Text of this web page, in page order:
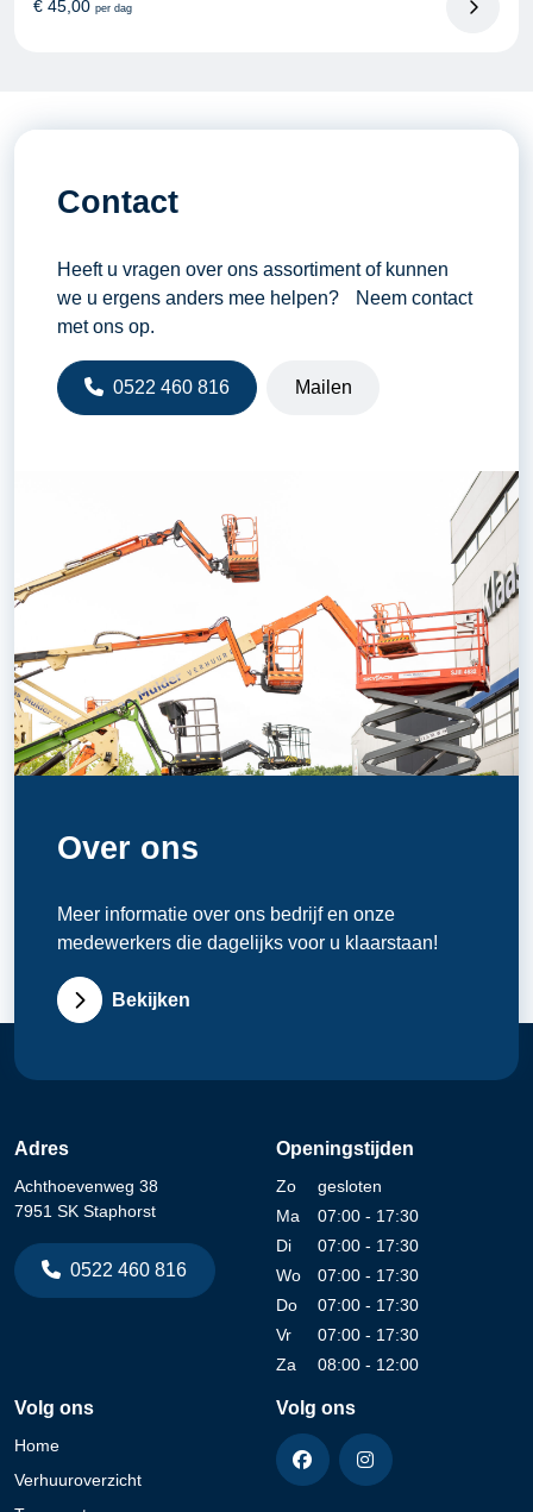
€ 45,00 per dag
Contact
Heeft u vragen over ons assortiment of kunnen
we u ergens anders mee helpen? Neem contact
met ons op.
0522 460 816 Mailen
Over ons
Meer informatie over ons bedrijf en onze
medewerkers die dagelijks voor u klaarstaan!
Bekijken
Adres
Achthoevenweg 38
7951 SK Staphorst
0522 460 816
Openingstijden
Zo
gesloten
Ma
07:00 - 17:30
Di
07:00 - 17:30
Wo
07:00 - 17:30
Do
07:00 - 17:30
Vr
07:00 - 17:30
Za
08:00 - 12:00
Volg ons
Home
Verhuuroverzicht
Volg ons